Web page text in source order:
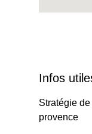
Infos
Stratégie
provence